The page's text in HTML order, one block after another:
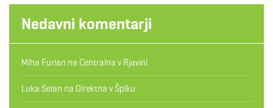
Nedavni komentarji
Miha Furlan na Centralna v Rjavini
Luka Selan na Direktna v Špiku